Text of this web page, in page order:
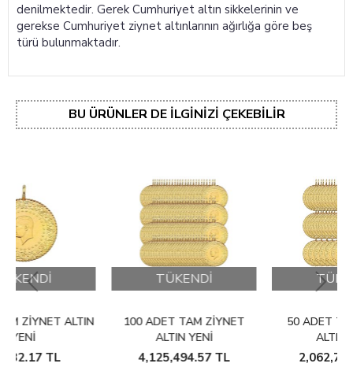
denilmektedir. Gerek Cumhuriyet altın sikkelerinin ve
gerekse Cumhuriyet ziynet altınlarının ağırlığa göre beş
türü bulunmaktadır.
BU ÜRÜNLER DE İLGINIZI ÇEKEBILIR
100 ADET TAM ZIYNET
4,125,494.57TL
50 ADET TAM ZIYNET
2,062,786.29TL